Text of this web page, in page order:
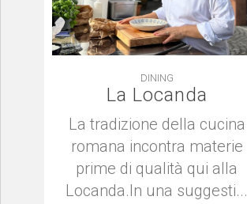
DINING
La Locanda
La tradizione della cucina
romana incontra materie
prime di qualità qui alla
Locanda.In una suggesti...